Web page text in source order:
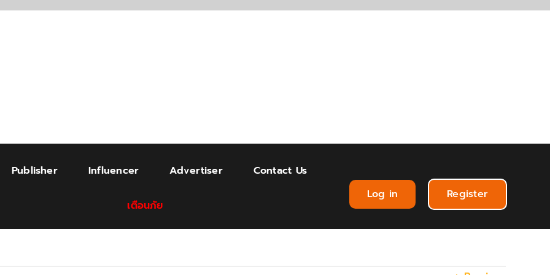
Publisher Influencer Advertiser Contact Us
เตือนภัย
Log in Register